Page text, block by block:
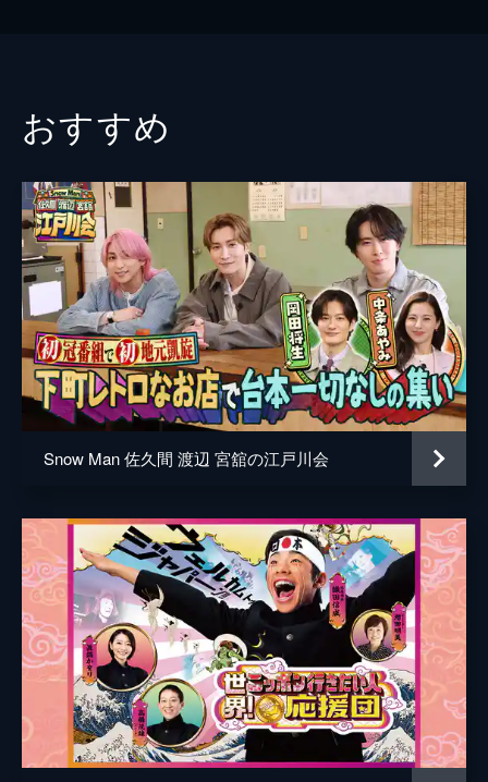
おすすめ
Snow Man 佐久間 渡辺 宮舘の江戸川会